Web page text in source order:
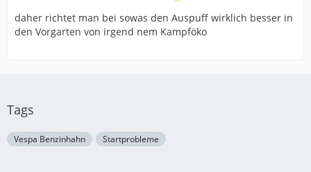
daher richtet man bei sowas den Auspuff wirklich besser in
den Vorgarten von irgend nem Kampföko
Tags
Vespa Benzinhahn Startprobleme